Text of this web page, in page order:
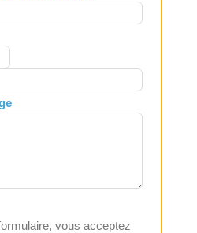
vous acceptez